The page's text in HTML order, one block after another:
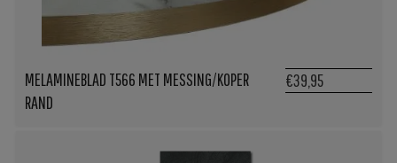
MELAMINEBLAD T566 MET MESSING/KOPER
RAND
€39,95